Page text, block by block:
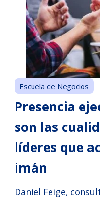
Escuela de Negocios
Presencia
son las
líderes que
imán
Daniel Feige,